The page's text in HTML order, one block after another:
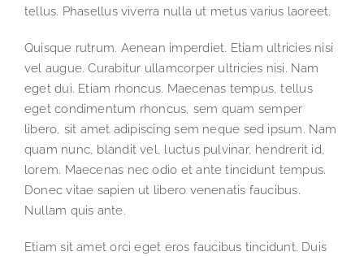
tellus. Phasellus viverra nulla ut metus varius laoreet.
Quisque rutrum. Aenean imperdiet. Etiam ultricies nisi
vel augue. Curabitur ullamcorper ultricies nisi. Nam
eget dui. Etiam rhoncus. Maecenas tempus, tellus
eget condimentum rhoncus, sem quam semper
libero, sit amet adipiscing sem neque sed ipsum. Nam
quam nunc, blandit vel, luctus pulvinar, hendrerit id,
lorem. Maecenas nec odio et ante tincidunt tempus.
Donec vitae sapien ut libero venenatis faucibus.
Nullam quis ante.
Etiam sit amet orci eget eros faucibus tincidunt. Duis